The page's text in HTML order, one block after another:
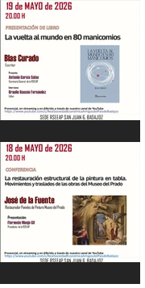
de la Seguridad Hídrica en
en el Siglo XXI" Jesús
Olmedo 21/05/26
vuelta al mundo en 80
por Blas Curado.
19/05/26